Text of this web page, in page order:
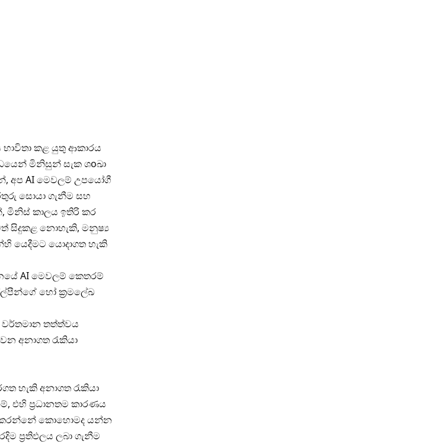
භාවිතා කළ යුතු ආකාරය
මිනිසුන් සැක ශoඛා
අප AI මෙවලම් උපයෝගී
සොයා ගැනීම සහ
මිනිස් කාලය ඉතිරි කර
සිදුකළ නොහැකි, මනුෂ්‍ය
යෙදීමට යොදාගත හැකි
AI මෙවලම් කෙතරම්
හෝ ක්‍රමලේඛ
තත්ත්වය
අනාගත රැකියා
හැකි අනාගත රැකියා
එහි ප්‍රධානතම කාරණය
කරන්නේ කොහොමද යන්න
ප්‍රතිඵලය ලබා ගැනීම